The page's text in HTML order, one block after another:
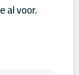
al voor.